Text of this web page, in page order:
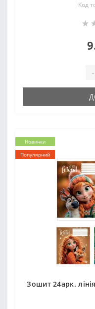
Код
-
Новинки
Популярний
Зошит 24арк.